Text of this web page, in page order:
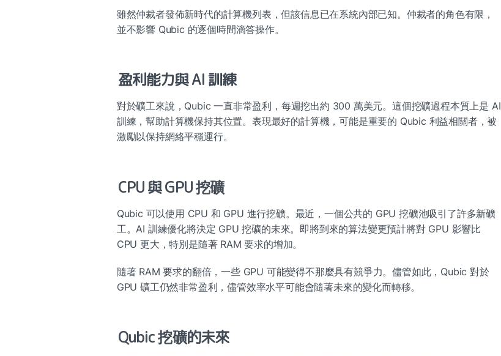
雖然仲裁者發佈新時代的計算機列表，但該信息已在系統內部已知。仲裁者的角色有限，
並不影響 Qubic 的逐個時間滴答操作。
盈利能力與 AI 訓練
對於礦工來說，Qubic 一直非常盈利，每週挖出約 300 萬美元。這個挖礦過程本質上是 AI
訓練，幫助計算機保持其位置。表現最好的計算機，可能是重要的 Qubic 利益相關者，被
激勵以保持網絡平穩運行。
CPU 與 GPU 挖礦
Qubic 可以使用 CPU 和 GPU 進行挖礦。最近，一個公共的 GPU 挖礦池吸引了許多新礦
工。AI 訓練優化將決定 GPU 挖礦的未來。即將到來的算法變更預計將對 GPU 影響比
CPU 更大，特別是隨著 RAM 要求的增加。
隨著 RAM 要求的翻倍，一些 GPU 可能變得不那麼具有競爭力。儘管如此，Qubic 對於
GPU 礦工仍然非常盈利，儘管效率水平可能會隨著未來的變化而轉移。
Qubic 挖礦的未來